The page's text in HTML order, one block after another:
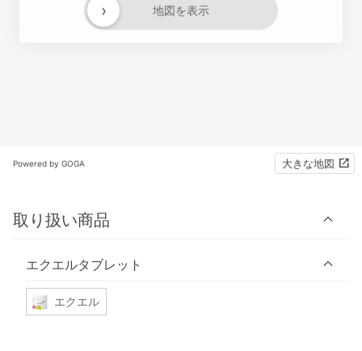
地図を表示
›
Powered by GOGA 大きな地図
取り扱い商品
エクエルタブレット
エクエル